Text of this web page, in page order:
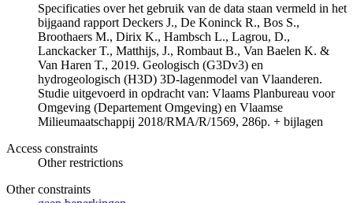
Specificaties over het gebruik van de data staan vermeld in het
bijgaand rapport Deckers J., De Koninck R., Bos S.,
Broothaers M., Dirix K., Hambsch L., Lagrou, D.,
Lanckacker T., Matthijs, J., Rombaut B., Van Baelen K. &
Van Haren T., 2019. Geologisch (G3Dv3) en
hydrogeologisch (H3D) 3D-lagenmodel van Vlaanderen.
Studie uitgevoerd in opdracht van: Vlaams Planbureau voor
Omgeving (Departement Omgeving) en Vlaamse
Milieumaatschappij 2018/RMA/R/1569, 286p. + bijlagen
Access constraints
Other restrictions
Other constraints